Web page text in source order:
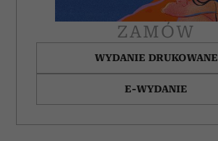
ZAMÓW
WYDANIE DRUKOWANE
E-WYDANIE